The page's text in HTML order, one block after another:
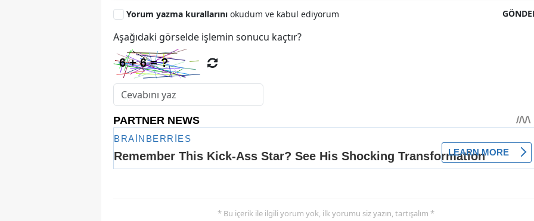
Yorum yazma kurallarını okudum ve kabul ediyorum
Aşağıdaki görselde işlemin sonucu kaçtır?
* Bu içerik ile ilgili yorum yok, ilk yorumu siz yazın, tartışalım *